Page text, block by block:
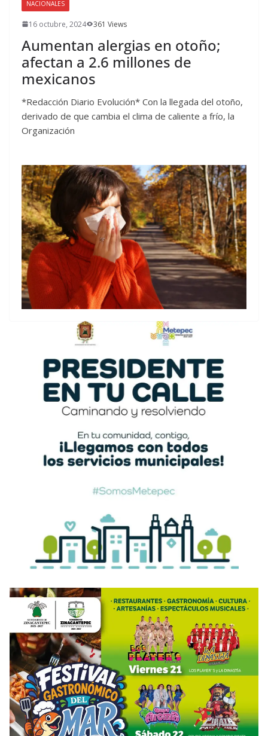
NACIONALES
16 octubre, 2024 361 Views
Aumentan alergias en otoño;
afectan a 2.6 millones de
mexicanos
*Redacción Diario Evolución* Con la llegada del otoño,
derivado de que cambia el clima de caliente a frío, la
Organización